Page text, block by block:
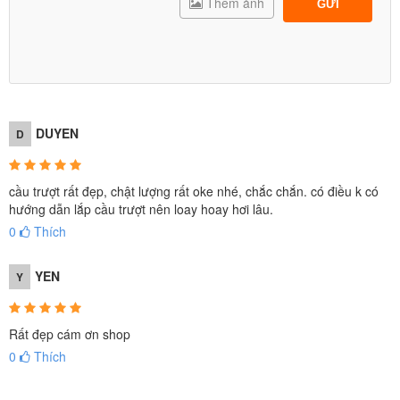
Màu sắc tươi sáng, kích thích thị giác và giúp trẻ cảm thấy
Phát triển thể chất toàn diện: Các hoạt động leo trèo, trượt
Phát triển kỹ năng xã hội
tiếp và hợp tác khi chơi cùng bạn bè tại khu vực cầu trượt liên
Khuyến khích tư duy sáng tạo: Các trò chơi liên hoàn đa
dạng khơi gợi trí tưởng tượng và sự sáng tạo của trẻ.
Sự lựa chọn không thể thiếu cho mọi khu vui chơi
đã trở thành lựa chọn phổ biến tại các
cộng, trường học, khu dân cư và khu nghỉ dưỡng cao
cấp
Với thiết kế đa dạng và đáp ứng nhiều độ tuổi, sản phẩm
không chỉ mang đến niềm vui mà còn tạo nên điểm nhấn
GỬI
D DUYEN
cầu trượt rất đẹp, chật lượng rất oke nhé, chắc chắn. có điều k có
hướng dẫn lắp cầu trượt nên loay hoay hơi lâu.
0
Thích
Y YEN
Rất đẹp cám ơn shop
0
Thích